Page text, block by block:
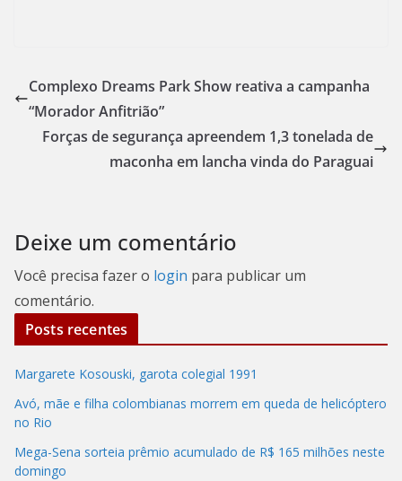
Complexo Dreams Park Show reativa a campanha
“Morador Anfitrião”
Forças de segurança apreendem 1,3 tonelada de
maconha em lancha vinda do Paraguai
Deixe um comentário
Você precisa fazer o login para publicar um
comentário.
Posts recentes
Margarete Kosouski, garota colegial 1991
Avó, mãe e filha colombianas morrem em queda de helicóptero
no Rio
Mega-Sena sorteia prêmio acumulado de R$ 165 milhões neste
domingo